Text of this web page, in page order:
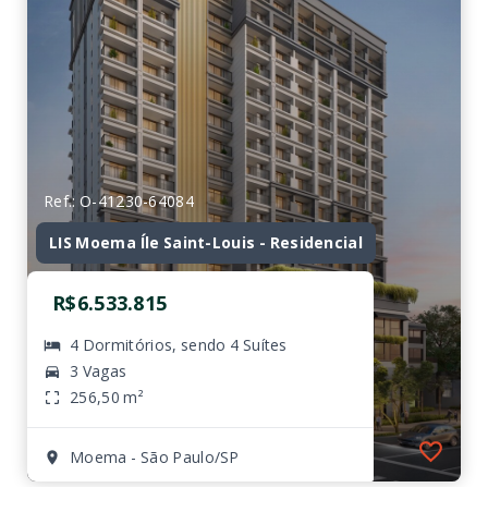
Ref.: O-41230-64084
LIS Moema Íle Saint-Louis - Residencial
R$6.533.815
4 Dormitórios, sendo 4 Suítes
3 Vagas
256,50 m²
Moema - São Paulo/SP